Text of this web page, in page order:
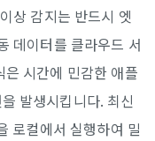
상 감지는 반드시 엣
데이터를 클라우드 서
시간에 민감한 애플
발생시킵니다. 최신
로컬에서 실행하여 밀